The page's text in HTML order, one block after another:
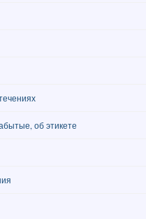
об этикете